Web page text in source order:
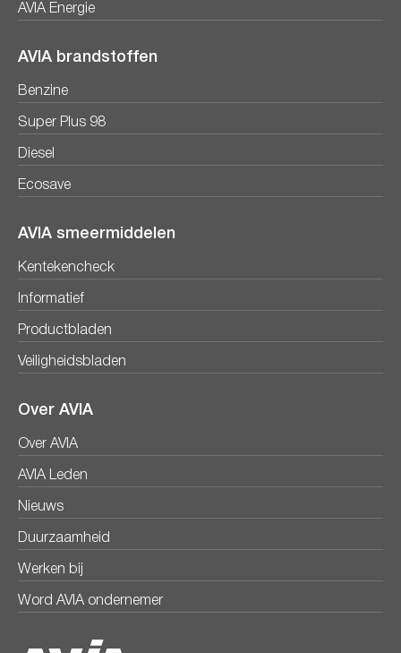
AVIA Energie
AVIA brandstoffen
Benzine
Super Plus 98
Diesel
Ecosave
AVIA smeermiddelen
Kentekencheck
Informatief
Productbladen
Veiligheidsbladen
Over AVIA
Over AVIA
AVIA Leden
Nieuws
Duurzaamheid
Werken bij
Word AVIA ondernemer